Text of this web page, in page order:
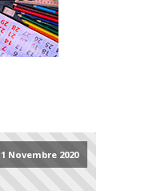
1 Novembre 2020